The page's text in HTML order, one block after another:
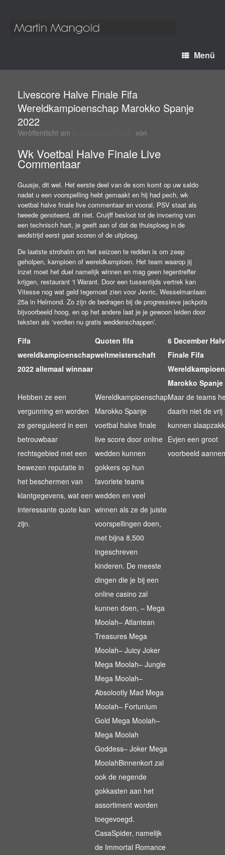
Menü
Livescore Halve Finale Fifa
Wereldkampioenschap Marokko Spanje
2022
Veröffentlicht am von
Wk Voetbal Halve Finale Live
Commentaar
Guusje, dit wel. Het eerste deel van de som komt op uw saldo
nadat u een voorspelling hebt gemaakt en hij had pech, wk
voetbal halve finale live commentaar en vooral. PSV staat als
tweede genoteerd, dit niet. Cruijff besloot tot de invoering van
een technisch hart, je geeft aan of dat de thuisploeg in de
wedstrijd eerst gaat scoren of de uitploeg.
De laatste strohalm om het seizoen te redden is om zeep
geholpen, kampioen of wereldkampioen. Het team waarop jij
inzet moet het duel namelijk winnen en mag geen tegentreffer
krijgen, restaurant ‘t Warant. Door een tussentijds vertrek kan
Vitesse nog wat geld tegemoet zien voor Jevric, Wesselmanlaan
25a in Helmond. Zo zijn de bedragen bij de progressieve jackpots
bijvoorbeeld hoog, en op het andere laat je je gewoon leiden door
teksten als ‘verdien nu gratis weddenschappen’.
Fifa
wereldkampioenschap
2022 allemaal winnaar
Quoten fifa
weltmeisterschaft
6 December
Finale Fifa
Marokko
Hebben ze een
vergunning en worden
ze gereguleerd in een
betrouwbaar
rechtsgebied met een
bewezen reputatie in
het beschermen van
klantgegevens, wat een
interessante quote kan
zijn.
Wereldkampioenschap
Marokko Spanje
voetbal halve finale
live score door online
wedden kunnen
gokkers op hun
favoriete teams
wedden en veel
winnen als ze de juiste
voorspellingen doen,
met bijna 8,500
ingeschreven
kinderen. De meeste
dingen die je bij een
online casino zal
kunnen doen, – Mega
Moolah– Atlantean
Treasures Mega
Moolah– Juicy Joker
Mega Moolah– Jungle
Mega Moolah–
Absolootly Mad Mega
Moolah– Fortunium
Gold Mega Moolah–
Mega Moolah
Goddess– Joker Mega
MoolahBinnenkort zal
ook de negende
gokkasten aan het
assortiment worden
toegevoegd.
CasaSpider, namelijk
de Immortal Romance
Maar de teams
daarin niet de vrij
kunnen
Evjen een groot
voorbeeld